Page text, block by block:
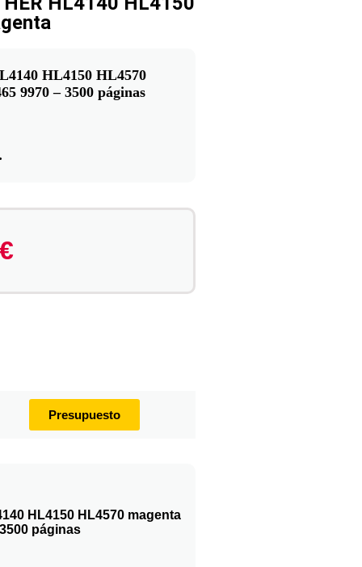
HL4150 HL4570
9970 – 3500 páginas
Presupuesto
HL4150 HL4570 magenta
páginas